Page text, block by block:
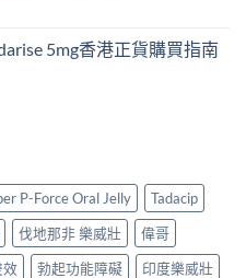
5mg香港正貨購買指南
P-Force Oral Jelly
Tadacip
伐地那非 樂威壯
偉哥
效 勃起功能障礙
印度樂威壯